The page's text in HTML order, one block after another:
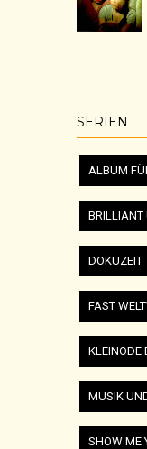
SERIEN
ALBUM
BRILLIANT
DOKUZEIT
FAST
KLEINODE
MUSIK
SHOW ME